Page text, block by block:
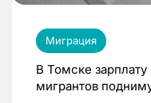
Миграция
В Томске
мигрантов